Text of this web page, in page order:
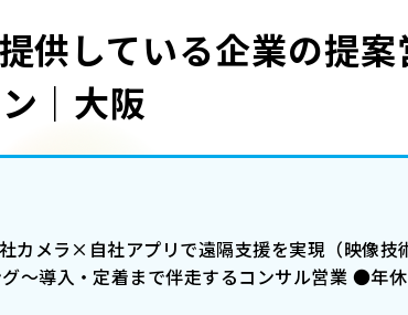
供している企業の提
｜大阪
メラ×自社アプリで遠隔支援を実現（映像
〜導入・定着まで伴走するコンサル営業 ●年